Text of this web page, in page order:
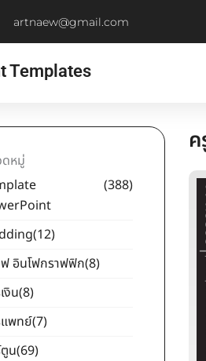
artnaew@gmail.com
Templates
หมู่
(388)
(12)
อินโฟกราฟฟิก(8)
งิน(8)
พทย์(7)
น(69)